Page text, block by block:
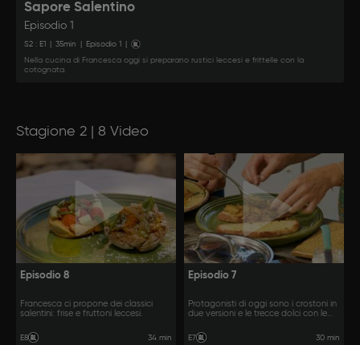
Sapore Salentino
Episodio 1
S2 : E1 35min Episodio 1
Nella cucina di Francesca oggi si preparano rustici leccesi e frittelle con la
cotognata.
Stagione 2 | 8 Video
Episodio 8
Francesca ci propone dei classici
salentini: frise e fruttoni leccesi.
E8 34 min
Episodio 7
Protagonisti di oggi sono i crostoni in
due versioni e le trecce dolci con le
E7 30 min